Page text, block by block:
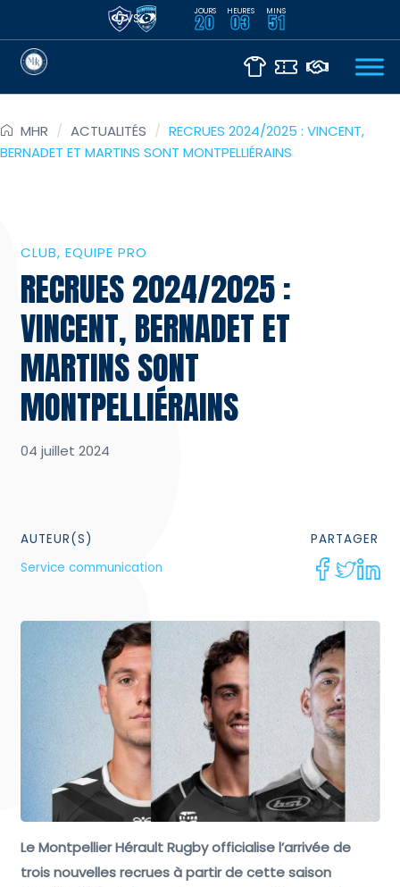
VS JOURS
20 HEURES
03 MINS
51
MHR / ACTUALITÉS / RECRUES 2024/2025 : VINCENT,
BERNADET ET MARTINS SONT MONTPELLIÉRAINS
CLUB EQUIPE PRO
RECRUES 2024/2025 :
VINCENT, BERNADET ET
MARTINS SONT
MONTPELLIÉRAINS
04 juillet 2024
AUTEUR(S)
Service communication
PARTAGER
Le Montpellier Hérault Rugby officialise l’arrivée de
trois nouvelles recrues à partir de cette saison